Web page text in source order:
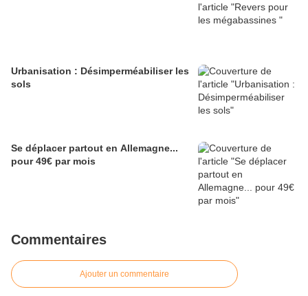
Urbanisation : Désimperméabiliser les
sols
Se déplacer partout en Allemagne...
pour 49€ par mois
Commentaires
Ajouter un commentaire